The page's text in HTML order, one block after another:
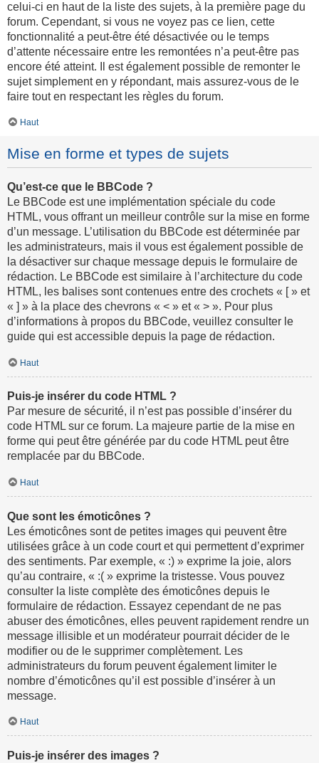
celui-ci en haut de la liste des sujets, à la première page du
forum. Cependant, si vous ne voyez pas ce lien, cette
fonctionnalité a peut-être été désactivée ou le temps
d’attente nécessaire entre les remontées n’a peut-être pas
encore été atteint. Il est également possible de remonter le
sujet simplement en y répondant, mais assurez-vous de le
faire tout en respectant les règles du forum.
Haut
Mise en forme et types de sujets
Qu’est-ce que le BBCode ?
Le BBCode est une implémentation spéciale du code
HTML, vous offrant un meilleur contrôle sur la mise en forme
d’un message. L’utilisation du BBCode est déterminée par
les administrateurs, mais il vous est également possible de
la désactiver sur chaque message depuis le formulaire de
rédaction. Le BBCode est similaire à l’architecture du code
HTML, les balises sont contenues entre des crochets « [ » et
« ] » à la place des chevrons « < » et « > ». Pour plus
d’informations à propos du BBCode, veuillez consulter le
guide qui est accessible depuis la page de rédaction.
Haut
Puis-je insérer du code HTML ?
Par mesure de sécurité, il n’est pas possible d’insérer du
code HTML sur ce forum. La majeure partie de la mise en
forme qui peut être générée par du code HTML peut être
remplacée par du BBCode.
Haut
Que sont les émoticônes ?
Les émoticônes sont de petites images qui peuvent être
utilisées grâce à un code court et qui permettent d’exprimer
des sentiments. Par exemple, « :) » exprime la joie, alors
qu’au contraire, « :( » exprime la tristesse. Vous pouvez
consulter la liste complète des émoticônes depuis le
formulaire de rédaction. Essayez cependant de ne pas
abuser des émoticônes, elles peuvent rapidement rendre un
message illisible et un modérateur pourrait décider de le
modifier ou de le supprimer complètement. Les
administrateurs du forum peuvent également limiter le
nombre d’émoticônes qu’il est possible d’insérer à un
message.
Haut
Puis-je insérer des images ?